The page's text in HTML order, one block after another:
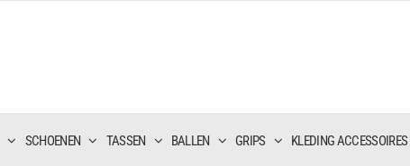
SCHOENEN TASSEN BALLEN GRIPS KLEDING ACCESSOIRES